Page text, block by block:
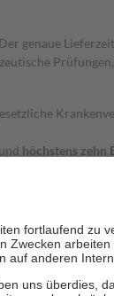
genaue
und höchstens zehn
fallen